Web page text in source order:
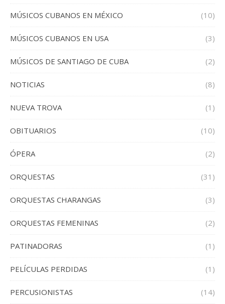
MÚSICOS CUBANOS EN MÉXICO (10)
MÚSICOS CUBANOS EN USA (3)
MÚSICOS DE SANTIAGO DE CUBA (2)
NOTICIAS (8)
NUEVA TROVA (1)
OBITUARIOS (10)
ÓPERA (2)
ORQUESTAS (31)
ORQUESTAS CHARANGAS (3)
ORQUESTAS FEMENINAS (2)
PATINADORAS (1)
PELÍCULAS PERDIDAS (1)
PERCUSIONISTAS (14)